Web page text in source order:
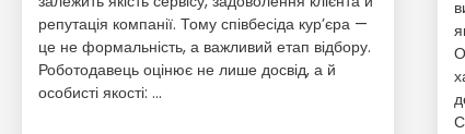
репутація компанії. Тому співбесіда кур’єра —
це не формальність, а важливий етап відбору.
Роботодавець оцінює не лише досвід, а й
особисті якості: …